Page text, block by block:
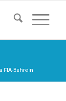
FIA-Bahrein